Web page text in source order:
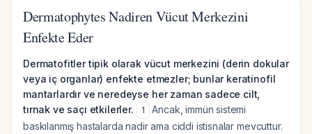
Dermatophytes Nadiren Vücut Merkezini
Enfekte Eder
Dermatofitler tipik olarak vücut merkezini (derin dokular
veya iç organlar) enfekte etmezler; bunlar keratinofil
mantarlardır ve neredeyse her zaman sadece cilt,
tırnak ve saçı etkilerler.
1
Ancak, immün sistemi
baskılanmış hastalarda nadir ama ciddi istisnalar mevcuttur.